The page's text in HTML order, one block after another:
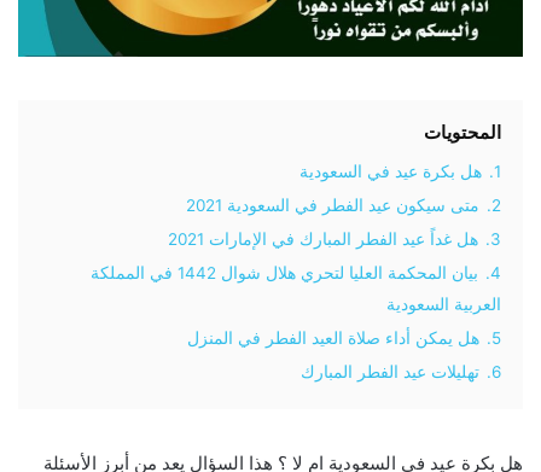
المحتويات
1.
هل بكرة عيد في السعودية
2.
متى سيكون عيد الفطر في السعودية 2021
3.
هل غداً عيد الفطر المبارك في الإمارات 2021
4.
بيان المحكمة العليا لتحري هلال شوال 1442 في المملكة
العربية السعودية
5.
هل يمكن أداء صلاة العيد الفطر في المنزل
6.
تهليلات عيد الفطر المبارك
هل بكرة عيد في السعودية ام لا ؟ هذا السؤال يعد من أبرز الأسئلة